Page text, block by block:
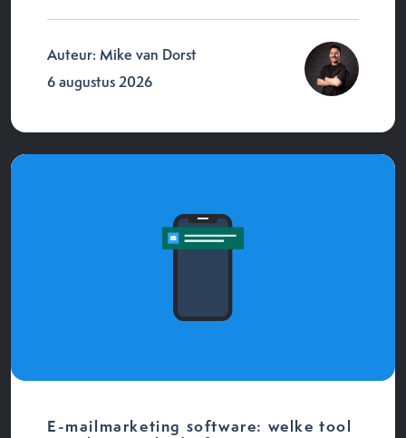
Auteur: Mike van Dorst
6 augustus 2026
E-mailmarketing software: welke tool